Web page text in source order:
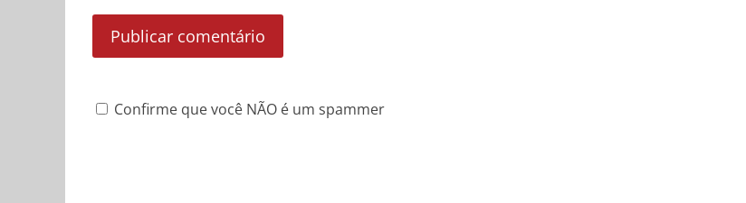
Confirme que você NÃO é um spammer